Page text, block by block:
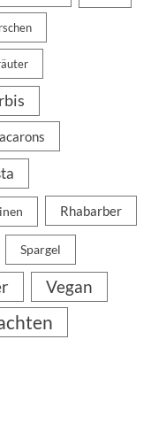
Rhabarber
Spargel
Vegan